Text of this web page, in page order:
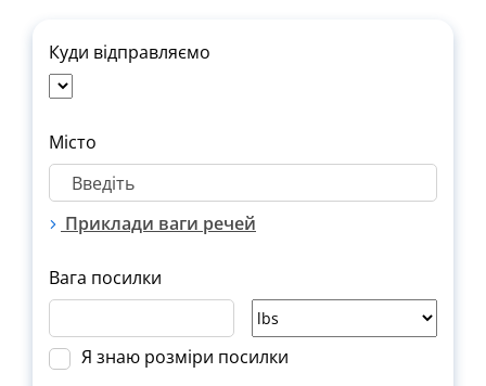
Куди відправляємо
Місто
Приклади ваги речей
Вага посилки
Я знаю розміри посилки